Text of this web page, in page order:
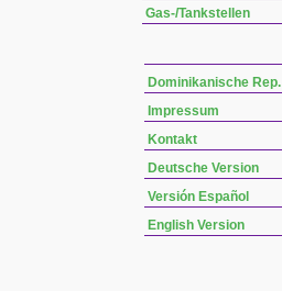
Gas-/Tankstellen
Dominikanische Rep.
Impressum
Kontakt
Deutsche Version
Versión Español
English Version